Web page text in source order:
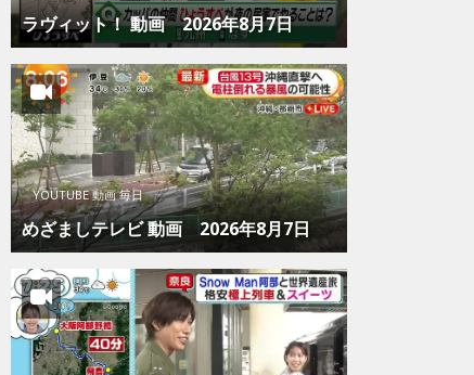
ラヴィット！ 動画 2026年8月7日
YOUTUBE 動画 毎日
めざましテレビ 動画 2026年8月7日